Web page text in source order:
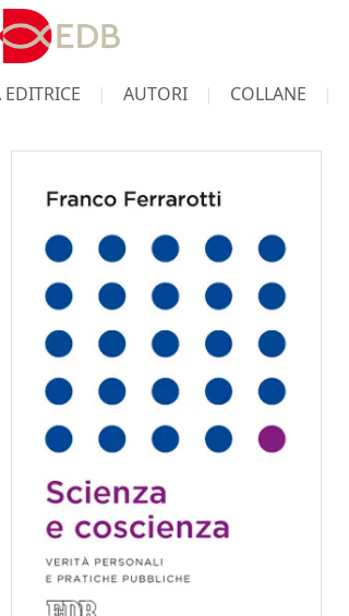
EDITRICE AUTORI COLLANE